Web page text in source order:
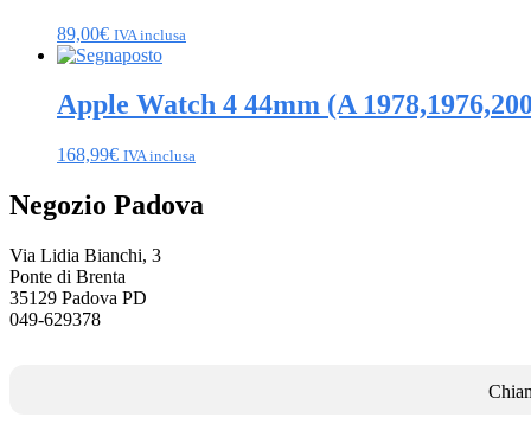
89,00€ IVA inclusa
Apple Watch 4 44mm (A
168,99€ IVA inclusa
Negozio Padova
Via Lidia Bianchi, 3
Ponte di Brenta
35129 Padova PD
049-629378